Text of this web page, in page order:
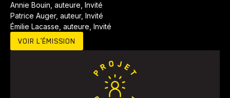
Histoires Pêche
Annie Bouin, auteure, Invité
Patrice Auger, auteur, Invité
Émilie Lacasse, auteure, Invité
VOIR L’ÉMISSION